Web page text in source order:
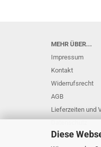
Diese
MEHR ÜBER...
Impressum
Kontakt
Widerrufsrecht
AGB
Lieferzeiten und
Cookie